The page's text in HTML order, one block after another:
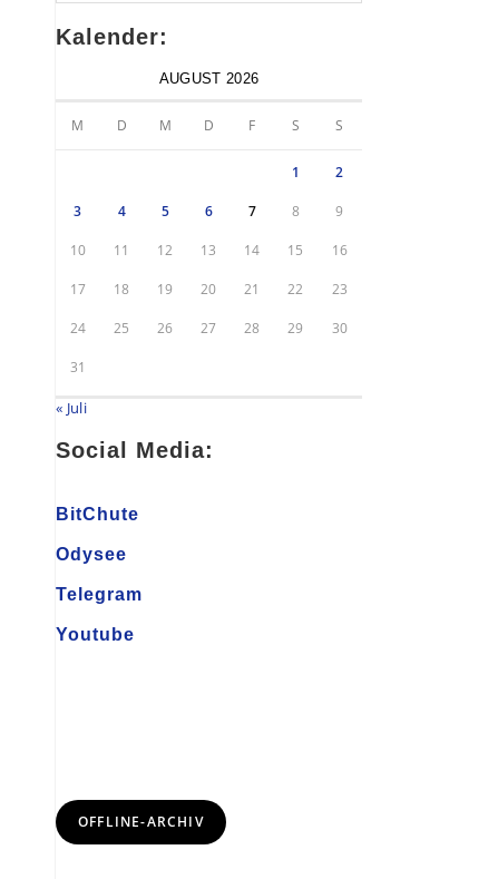
Kalender:
AUGUST 2026
M D M D F S S
1 2
3 4 5 6 7 8 9
10 11 12 13 14 15 16
17 18 19 20 21 22 23
24 25 26 27 28 29 30
31
« Juli
Social Media:
BitChute
Odysee
Telegram
Youtube
OFFLINE-ARCHIV